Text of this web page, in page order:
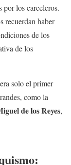
por los carceleros.
recuerdan haber
de los
de los
solo el primer
como la
de los Reyes,